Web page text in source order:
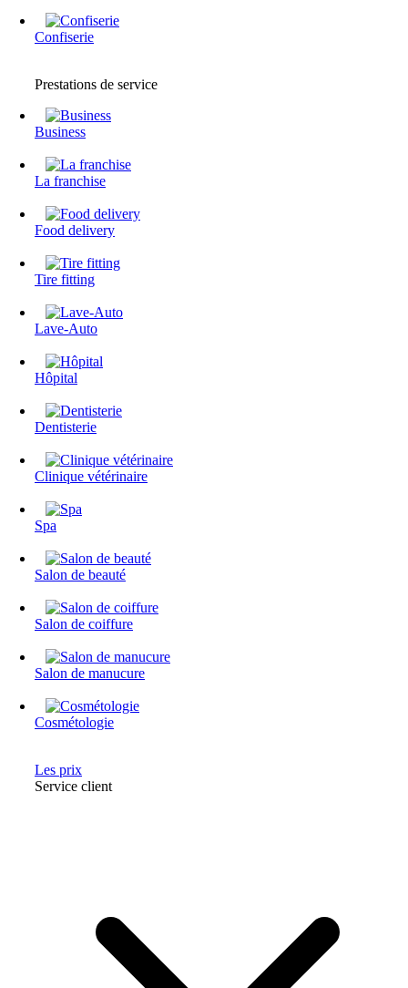
Confiserie
Prestations de service
Business
La franchise
Food delivery
Tire fitting
Lave-Auto
Hôpital
Dentisterie
Clinique vétérinaire
Spa
Salon de beauté
Salon de coiffure
Salon de manucure
Cosmétologie
Les prix
Service client